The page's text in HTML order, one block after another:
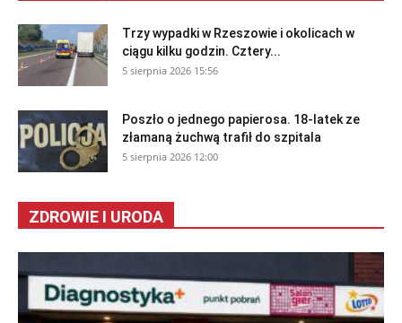
Trzy wypadki w Rzeszowie i okolicach w
ciągu kilku godzin. Cztery...
5 sierpnia 2026 15:56
Poszło o jednego papierosa. 18-latek ze
złamaną żuchwą trafił do szpitala
5 sierpnia 2026 12:00
ZDROWIE I URODA